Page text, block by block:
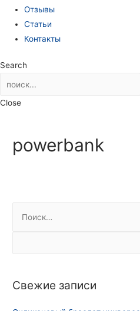
Отзывы
Статьи
Контакты
Search
Close
powerbank
:Свежие записи